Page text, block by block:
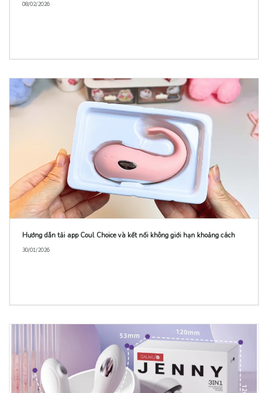
08/02/2026
Hướng dẫn tải app Coul Choice và kết nối không giới hạn khoảng cách
30/01/2026